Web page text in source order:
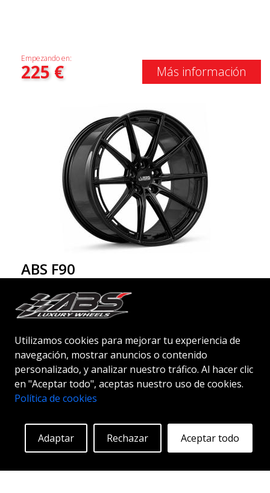
Utilizamos cookies para mejorar tu experiencia de
navegación, mostrar anuncios o contenido
personalizado, y analizar nuestro tráfico. Al hacer clic
en "Aceptar todo", aceptas nuestro uso de cookies.
Política de cookies
Aceptar todo
Rechazar
Adaptar
Empezando en:
225€ Más información
ABS F90
18"|19"|20"
Empezando en:
257€